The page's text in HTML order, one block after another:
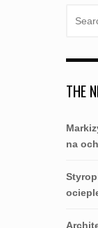
for:
THE
na